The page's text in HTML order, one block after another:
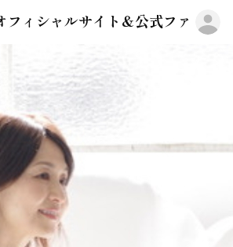
フィシャルサイト＆公式ファンク